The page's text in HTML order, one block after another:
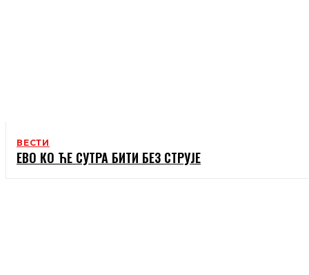
ВЕСТИ
ЕВО КО ЋЕ СУТРА БИТИ БЕЗ СТРУЈЕ